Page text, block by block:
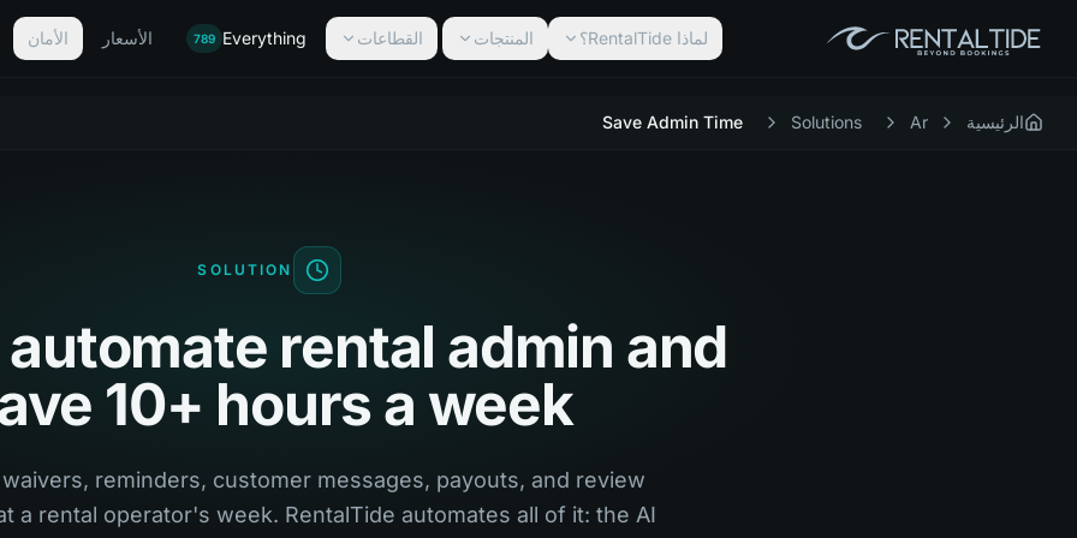
لماذا RentalTide؟ المنتجات القطاعات Everything
789 الأسعار الأمان
الرئيسية Ar
Solutions
Save Admin Time
SOLUTION
rental admin and
10+ hours a week
reminders, customer messages, payouts, and review
a rental operator's week. RentalTide automates all of it: the AI